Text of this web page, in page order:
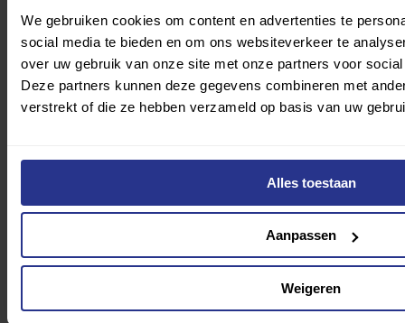
We gebruiken cookies om content en advertenties te
social media te bieden en om ons websiteverkeer te
over uw gebruik van onze site met onze partners voor
Deze partners kunnen deze gegevens combineren met
verstrekt of die ze hebben verzameld op basis van uw
Alles toestaan
Aanpassen
Weigeren
Email(Vereist)
© Copyright Fonds Gehandicaptensport